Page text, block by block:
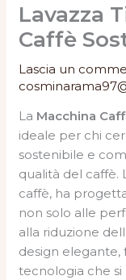
Lavazza
Caffè
Lascia un
La Macchina
ideale per chi
sostenibile e
qualità del caffè.
caffè, ha
non solo alle
alla riduzione
design elegante,
tecnologia che si